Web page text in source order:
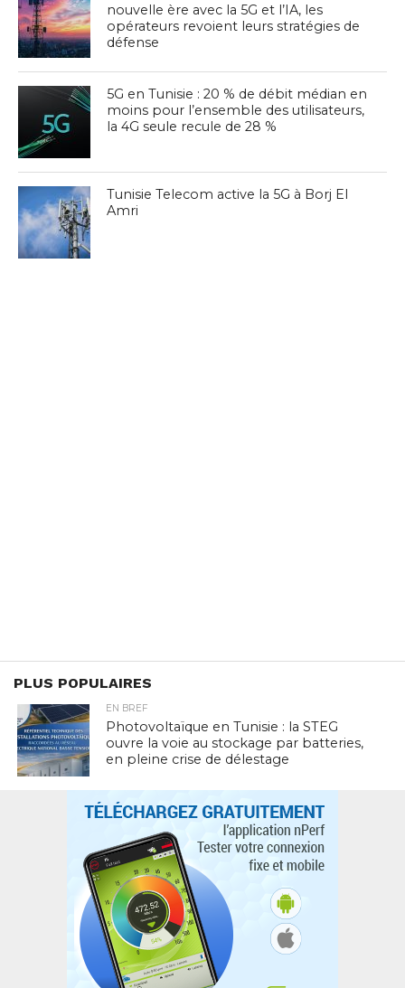
nouvelle ère avec la 5G et l’IA, les
opérateurs revoient leurs stratégies de
défense
5G en Tunisie : 20 % de débit médian en
moins pour l’ensemble des utilisateurs,
la 4G seule recule de 28 %
Tunisie Telecom active la 5G à Borj El
Amri
PLUS POPULAIRES
EN BREF
Photovoltaïque en Tunisie : la STEG
ouvre la voie au stockage par batteries,
en pleine crise de délestage